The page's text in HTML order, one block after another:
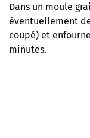
Dans un moule
éventuellement
coupé) et
minutes.